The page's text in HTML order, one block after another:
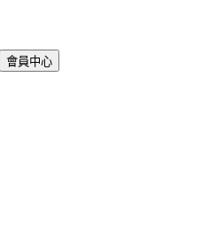
會員中心